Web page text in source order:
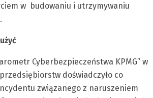
w budowaniu i utrzymywaniu
Cyberbezpieczeństwa KPMG” w
doświadczyło co
związanego z naruszeniem